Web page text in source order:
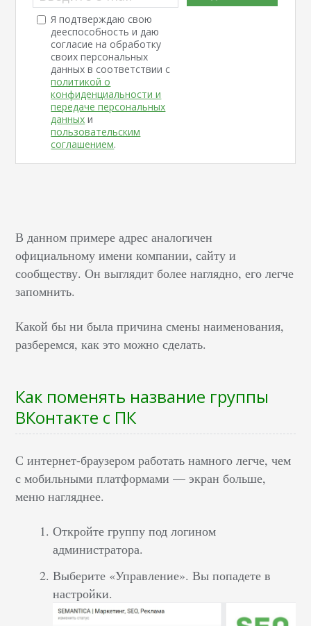
Я подтверждаю свою
дееспособность и даю
согласие на обработку
своих персональных
данных в соответствии с
политикой о
конфиденциальности и
передаче персональных
данных и
пользовательским
соглашением.
В данном примере адрес аналогичен
официальному имени компании, сайту и
сообществу. Он выглядит более наглядно, его легче
запомнить.
Какой бы ни была причина смены наименования,
разберемся, как это можно сделать.
Как поменять название группы
ВКонтакте с ПК
С интернет-браузером работать намного легче, чем
с мобильными платформами — экран больше,
меню нагляднее.
Откройте группу под логином
администратора.
Выберите «Управление». Вы попадете в
настройки.